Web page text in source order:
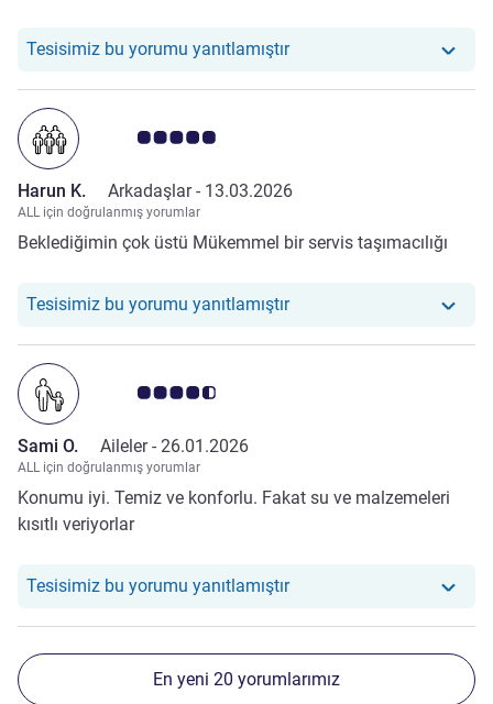
Tesisimiz bu yorumu yanıtlamıştırOtelimiz şu yoruma yanıt
Avis müşterileri puanı 5.0/5
Harun K. Arkadaşlar - 13.03.2026
ALL için doğrulanmış yorumlar
Beklediğimin çok üstü Mükemmel bir servis taşımacılığı
Tesisimiz bu yorumu yanıtlamıştırOtelimiz şu yoruma yanıt
Avis müşterileri puanı 4.5/5
Sami O. Aileler - 26.01.2026
ALL için doğrulanmış yorumlar
Konumu iyi. Temiz ve konforlu. Fakat su ve malzemeleri
kısıtlı veriyorlar
Tesisimiz bu yorumu yanıtlamıştırOtelimiz şu yoruma yanıt
En yeni 20 yorumlarımız